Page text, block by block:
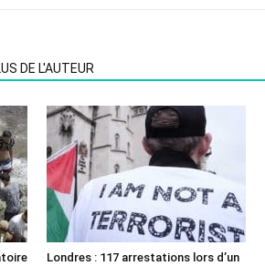
DE L'AUTEUR
Londres : 117 arrestations lors d’un